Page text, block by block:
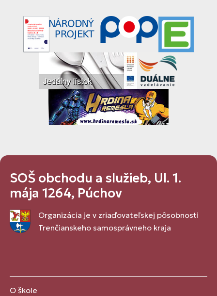
SOŠ obchodu a služieb, Ul. 1.
mája 1264, Púchov
Organizácia je v zriaďovateľskej pôsobnosti
Trenčianskeho samosprávneho kraja
O škole